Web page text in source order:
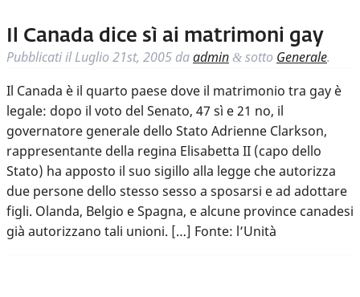
Il Canada dice sì ai matrimoni gay
Pubblicati ilLuglio 21st, 2005 daadmin & sotto Generale.
Il Canada è il quarto paese dove il matrimonio tra gay è
legale: dopo il voto del Senato, 47 sì e 21 no, il
governatore generale dello Stato Adrienne Clarkson,
rappresentante della regina Elisabetta II (capo dello
Stato) ha apposto il suo sigillo alla legge che autorizza
due persone dello stesso sesso a sposarsi e ad adottare
figli. Olanda, Belgio e Spagna, e alcune province canadesi
già autorizzano tali unioni. […] Fonte: l’Unità